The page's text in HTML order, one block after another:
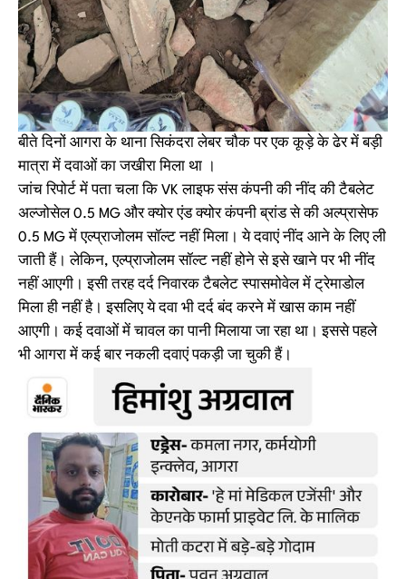
बीते दिनों आगरा के थाना सिकंदरा लेबर चौक पर एक कूड़े के ढेर में बड़ी
मात्रा में दवाओं का जखीरा मिला था ।
जांच रिपोर्ट में पता चला कि VK लाइफ संस कंपनी की नींद की टैबलेट
अल्जोसेल 0.5 MG और क्योर एंड क्योर कंपनी ब्रांड से की अल्प्रासेफ
0.5 MG में एल्प्राजोलम सॉल्ट नहीं मिला। ये दवाएं नींद आने के लिए ली
जाती हैं। लेकिन, एल्प्राजोलम सॉल्ट नहीं होने से इसे खाने पर भी नींद
नहीं आएगी। इसी तरह दर्द निवारक टैबलेट स्पासमोवेल में ट्रेमाडोल
मिला ही नहीं है। इसलिए ये दवा भी दर्द बंद करने में खास काम नहीं
आएगी। कई दवाओं में चावल का पानी मिलाया जा रहा था। इससे पहले
भी आगरा में कई बार नकली दवाएं पकड़ी जा चुकी हैं।